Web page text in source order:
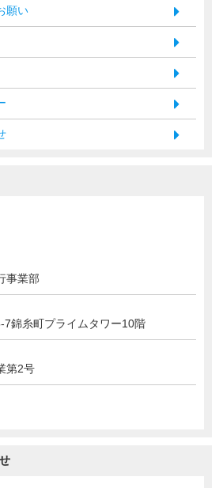
願い
事業部
錦糸町プライムタワー10階
第2号